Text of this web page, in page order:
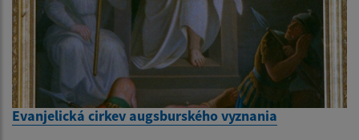
Evanjelická cirkev augsburského vyznania